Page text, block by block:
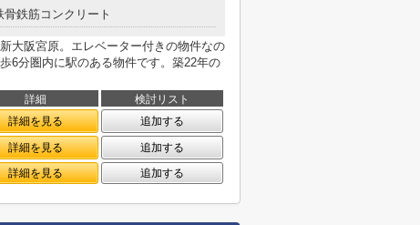
骨鉄筋コンクリート
大阪宮原。エレベーター付きの物件なの
6分圏内に駅のある物件です。築22年の
詳細 検討リスト
詳細を見る 追加する
詳細を見る
追加する
詳細を見る 追加する